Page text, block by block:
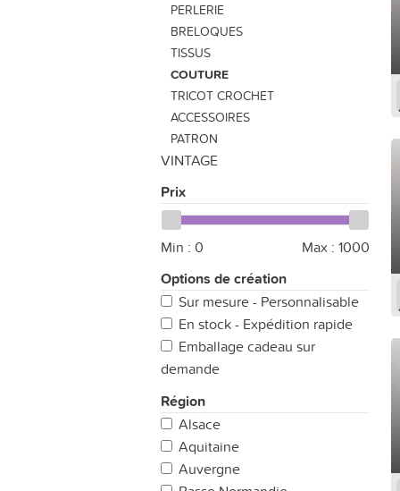
PERLERIE
BRELOQUES
TISSUS
COUTURE
TRICOT CROCHET
ACCESSOIRES
PATRON
VINTAGE
Prix
Min : 0 Max : 1000
Options de création
Sur mesure - Personnalisable
En stock - Expédition rapide
Emballage cadeau sur
demande
Région
Alsace
Aquitaine
Auvergne